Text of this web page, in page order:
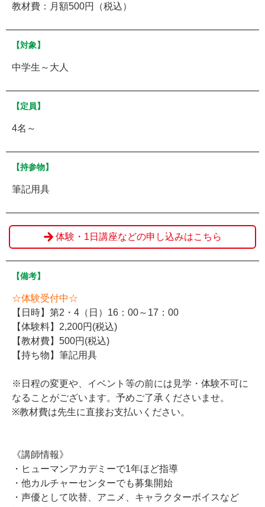
教材費：月額500円（税込）
【対象】
中学生～大人
【定員】
4名～
【持参物】
筆記用具
体験・1日講座などの申し込みはこちら
【備考】
☆体験受付中☆
【日時】第2・4（日）16：00～17：00
【体験料】2,200円(税込)
【教材費】500円(税込)
【持ち物】筆記用具
※日程の変更や、イベント等の前には見学・体験不可に
なることがございます。予めご了承くださいませ。
※教材費は先生に直接お支払いください。
《講師情報》
・ヒューマンアカデミーで1年ほど指導
・他カルチャーセンターでも募集開始
・声優として吹替、アニメ、キャラクターボイスなど